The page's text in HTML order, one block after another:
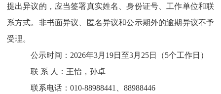
推
提出异议的，应当签署真实姓名、身份证号、工作单位和联
系方式。非书面异议、匿名异议和公示期外的逾期异议不予
受理。
公示时间： 2026年3月 19日至3月 25日 （5个工作日 ）
联 系 人： 王怡，孙卓
联系电话： 010-88988441、88988446